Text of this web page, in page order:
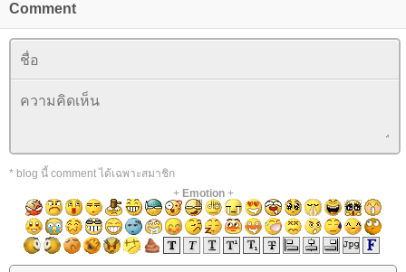
Comment
* blog นี้ comment ได้เฉพาะสมาชิก
+ Emotion+